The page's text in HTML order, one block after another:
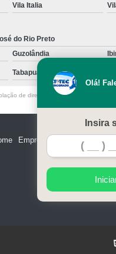
Vila Italia
do Rio Preto
Guzolândia
Tabapuã
de direito autoral – artigo 184 do
Empresa Serviços
Olá!
Insira